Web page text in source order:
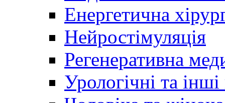
Енергетична
Нейростімуляція
Регенеративна
Урологічні та